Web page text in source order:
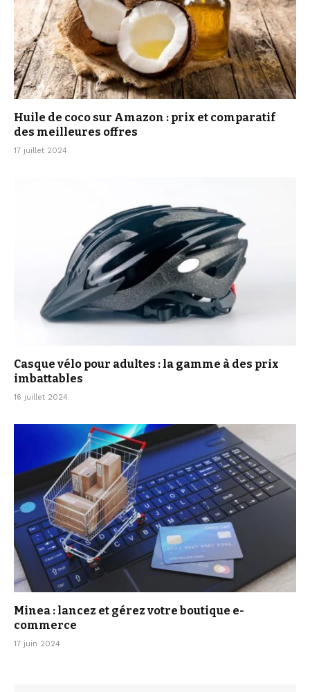
Huile de coco sur Amazon : prix et comparatif
des meilleures offres
17 juillet 2024
Casque vélo pour adultes : la gamme à des prix
imbattables
16 juillet 2024
Minea : lancez et gérez votre boutique e-
commerce
17 juin 2024